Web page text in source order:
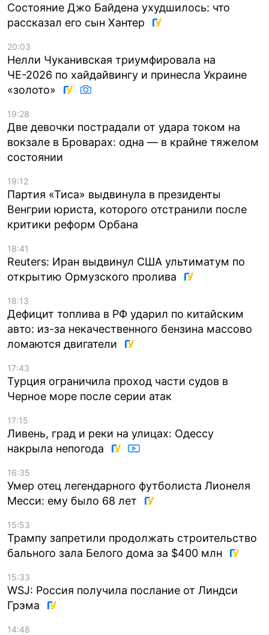
Состояние Джо Байдена ухудшилось: что
рассказал его сын Хантер
20:03
Нелли Чуканивская триумфировала на
ЧЕ-2026 по хайдайвингу и принесла Украине
«золото»
19:28
Две девочки пострадали от удара током на
вокзале в Броварах: одна — в крайне тяжелом
состоянии
19:12
Партия «Тиса» выдвинула в президенты
Венгрии юриста, которого отстранили после
критики реформ Орбана
18:41
Reuters: Иран выдвинул США ультиматум по
открытию Ормузского пролива
18:13
Дефицит топлива в РФ ударил по китайским
авто: из-за некачественного бензина массово
ломаются двигатели
17:43
Турция ограничила проход части судов в
Черное море после серии атак
17:15
Ливень, град и реки на улицах: Одессу
накрыла непогода
16:35
Умер отец легендарного футболиста Лионеля
Месси: ему было 68 лет
15:53
Трампу запретили продолжать строительство
бального зала Белого дома за $400 млн
15:33
WSJ: Россия получила послание от Линдси
Грэма
14:48